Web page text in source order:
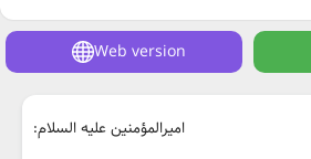
Web version
امیرالمؤمنین عليه السلام: